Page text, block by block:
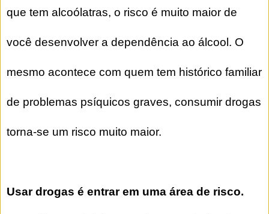
que tem alcoólatras, o risco é muito maior de
você desenvolver a dependência ao álcool. O
mesmo acontece com quem tem histórico familiar
de problemas psíquicos graves, consumir drogas
torna-se um risco muito maior.
Usar drogas é entrar em uma área de risco.